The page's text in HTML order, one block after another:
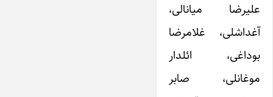
علیرضا میانالی،
آغداشلی، غلامرضا
بوداغی، ائلدار
موغانلی، صابر